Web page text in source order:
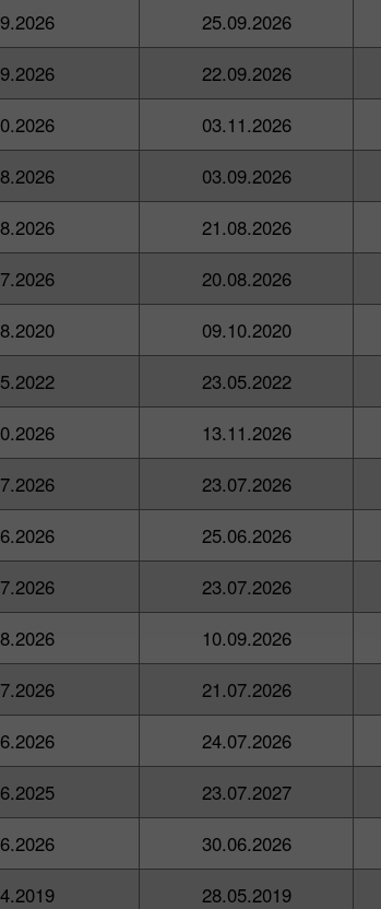
25.09.2026
22.09.2026
03.11.2026
03.09.2026
21.08.2026
20.08.2026
09.10.2020
23.05.2022
13.11.2026
23.07.2026
25.06.2026
23.07.2026
10.09.2026
21.07.2026
24.07.2026
23.07.2027
30.06.2026
28.05.2019